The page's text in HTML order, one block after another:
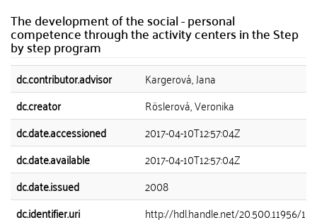
The development of the social - personal
competence through the activity centers in the Step
by step program
dc.contributor.advisor
Kargerová, Jana
dc.creator
Röslerová, Veronika
dc.date.accessioned
2017-04-10T12:57:04Z
dc.date.available
2017-04-10T12:57:04Z
dc.date.issued
2008
dc.identifier.uri
http://hdl.handle.net/20.500.11956/